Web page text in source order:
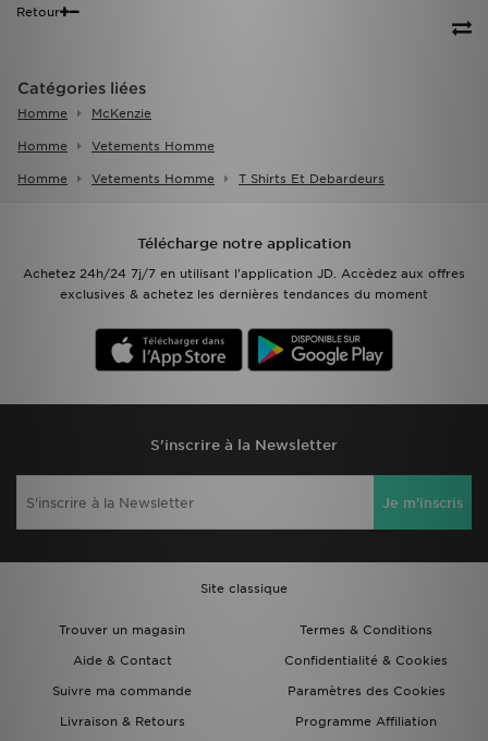
Retour
Catégories liées
Homme McKenzie
Homme Vetements Homme
Homme Vetements Homme T Shirts Et Debardeurs
Télécharge notre application
Achetez 24h/24 7j/7 en utilisant l'application JD. Accèdez aux offres
exclusives & achetez les dernières tendances du moment
S'inscrire à la Newsletter
Je m'inscris
Site classique
Trouver un magasin
Termes & Conditions
Aide & Contact
Confidentialité & Cookies
Suivre ma commande
Paramètres des Cookies
Livraison & Retours
Programme Affiliation